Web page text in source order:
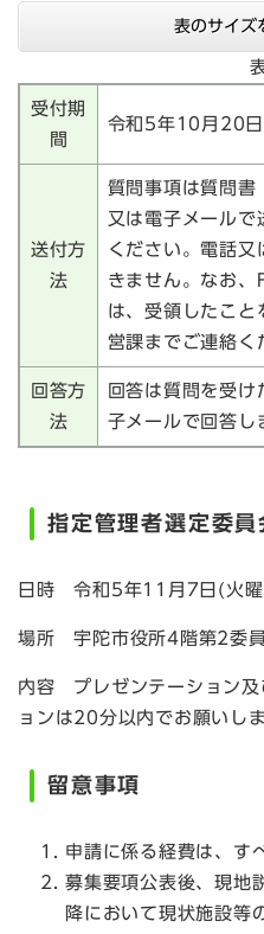
表のサイズ
受付期
間
令和5年10月20
送付方
法
質問事項は質問
又は電子メールで
ください。電話
きません。なお
は、受領したこと
営課までご連絡く
回答方
法
回答は質問を受
子メールで回答し
指定管理者選定委員
日時 令和5年11月7日(火曜
場所 宇陀市役所4階第2委
内容 プレゼンテーション及
ョンは20分以内でお願いしま
留意事項
申請に係る経費は、す
募集要項公表後、現地
降において現状施設等